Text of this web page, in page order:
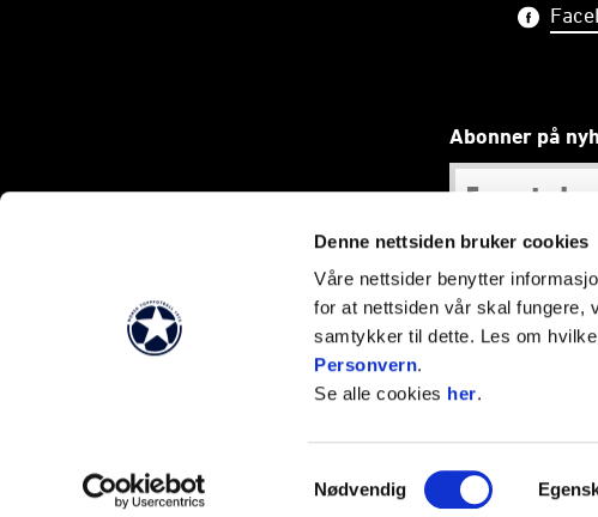
Denne nettsiden bruker cookies
Våre nettsider benytter
for at nettsiden vår skal fungere,
samtykker til dette. Les om
Personvern.
Se alle cookies her.
Samtykkevalg
Nødvendig
Abonner på
Våre foto er tatt av